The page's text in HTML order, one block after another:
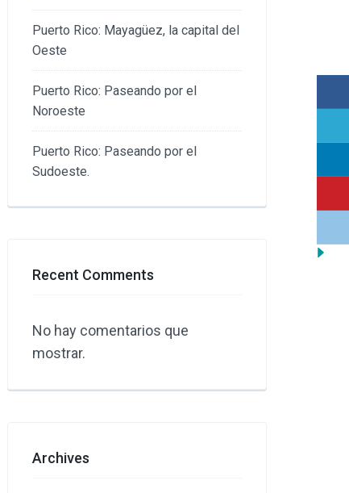
Puerto Rico: Mayagüez, la capital del
Oeste
Puerto Rico: Paseando por el
Noroeste
Puerto Rico: Paseando por el
Sudoeste.
Recent Comments
No hay comentarios que
mostrar.
Archives